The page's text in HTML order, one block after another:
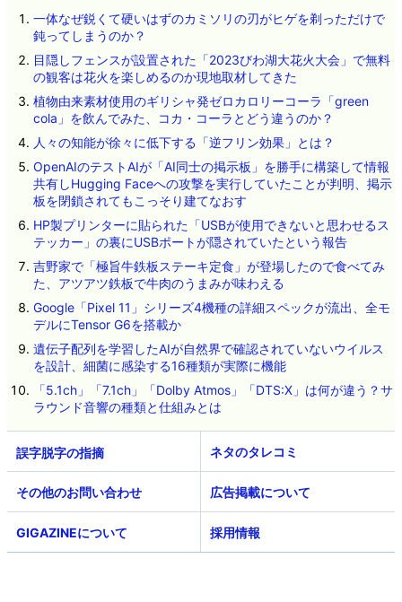
一体なぜ鋭くて硬いはずのカミソリの刃がヒゲを剃っただけで
鈍ってしまうのか？
目隠しフェンスが設置された「2023びわ湖大花火大会」で無料
の観客は花火を楽しめるのか現地取材してきた
植物由来素材使用のギリシャ発ゼロカロリーコーラ「green
cola」を飲んでみた、コカ・コーラとどう違うのか？
人々の知能が徐々に低下する「逆フリン効果」とは？
OpenAIのテストAIが「AI同士の掲示板」を勝手に構築して情報
共有しHugging Faceへの攻撃を実行していたことが判明、掲示
板を閉鎖されてもこっそり建てなおす
HP製プリンターに貼られた「USBが使用できないと思わせるス
テッカー」の裏にUSBポートが隠されていたという報告
吉野家で「極旨牛鉄板ステーキ定食」が登場したので食べてみ
た、アツアツ鉄板で牛肉のうまみが味わえる
Google「Pixel 11」シリーズ4機種の詳細スペックが流出、全モ
デルにTensor G6を搭載か
遺伝子配列を学習したAIが自然界で確認されていないウイルス
を設計、細菌に感染する16種類が実際に機能
「5.1ch」「7.1ch」「Dolby Atmos」「DTS:X」は何が違う？サ
ラウンド音響の種類と仕組みとは
ネタのタレコミ
その他のお問い合わせ 広告掲載について
GIGAZINEについて 採用情報